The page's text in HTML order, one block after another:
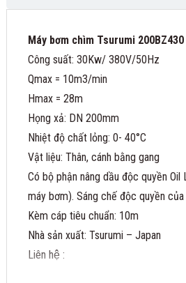
Máy bơm chìm Tsurumi 200BZ430
Công suất: 30Kw/ 380V/50Hz
Qmax = 10m3/min
Hmax = 28m
Họng xả: DN 200mm
Nhiệt độ chất lỏng: 0- 40°C
Vật liệu: Thân, cánh bằng gang
Có bộ phận nâng dầu độc quyền
máy bơm). Sáng chế độc quyền
Kèm cáp tiêu chuẩn: 10m
Nhà sản xuất: Tsurumi – Japan
Liên hệ :